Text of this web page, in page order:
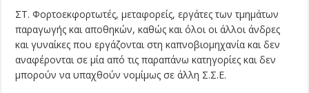
ΣΤ. Φορτοεκφορτωτές, μεταφορείς, εργάτες των τμημάτων
παραγωγής και αποθηκών, καθώς και όλοι οι άλλοι άνδρες
και γυναίκες που εργάζονται στη καπνοβιομηχανία και δεν
αναφέρονται σε μία από τις παραπάνω κατηγορίες και δεν
μπορούν να υπαχθούν νομίμως σε άλλη Σ.Σ.Ε.